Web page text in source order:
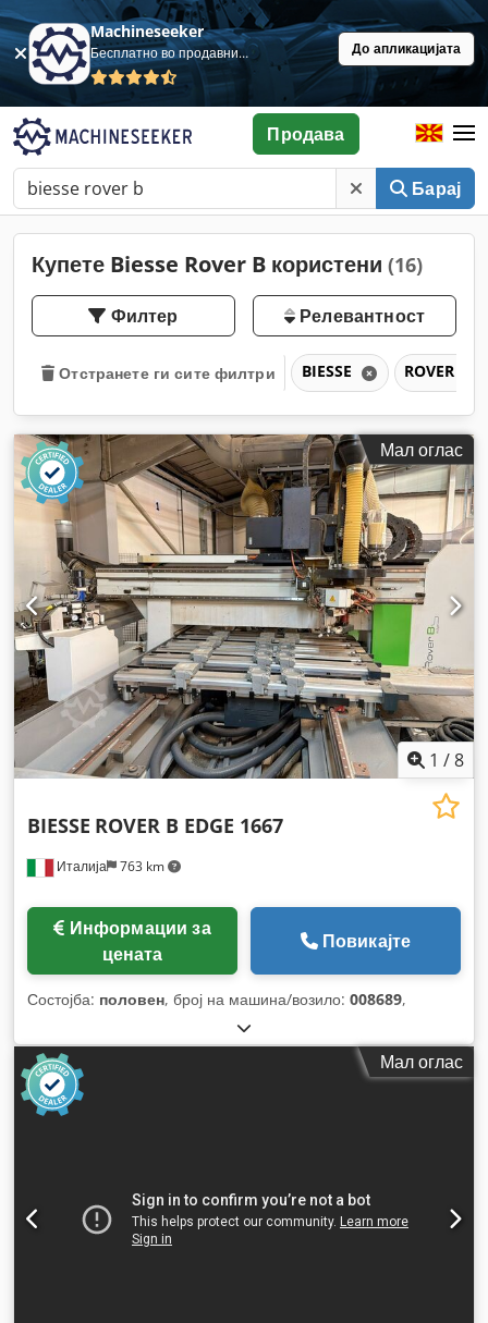
Machineseeker
Бесплатно во продавница До апликацијата
Барај
Продава
Купете Biesse Rover B користени (16)
Филтер Релевантност
Отстранете ги сите филтри BIESSE ROVER B
Мал оглас
1 /8
Италија 763 km
BIESSE ROVER B EDGE 1667
цената
Повикајте
Состојба: половен, број на машина/возило: 008689,
Мал оглас